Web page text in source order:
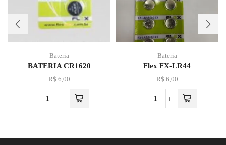
Bateria
BATERIA CR1620
R$ 6,00
Bateria
Flex FX-LR44
R$ 6,00